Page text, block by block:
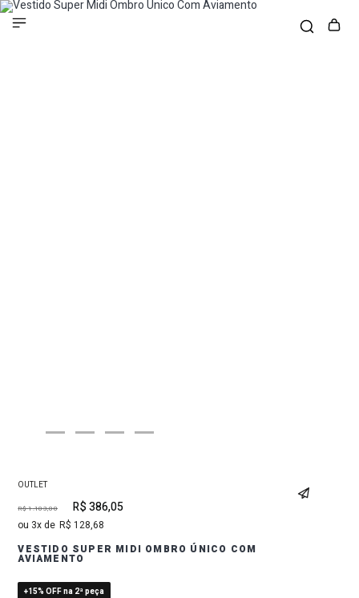
OUTLET
R$ 1.103,00 R$386,05
3 R$ 128,68
VESTIDO SUPER MIDI OMBRO ÚNICO COM
AVIAMENTO
+15% OFF na 2ª peça